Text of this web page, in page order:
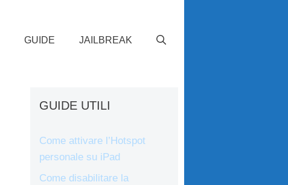
GUIDE JAILBREAK
GUIDE UTILI
Come attivare l’Hotspot
personale su iPad
Come disabilitare la